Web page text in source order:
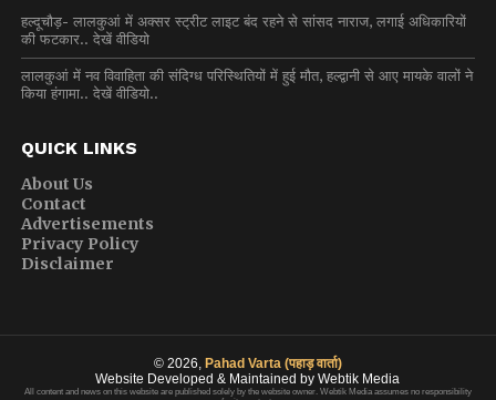
हल्दूचौड़- लालकुआं में अक्सर स्ट्रीट लाइट बंद रहने से सांसद नाराज, लगाई अधिकारियों
की फटकार.. देखें वीडियो
लालकुआं में नव विवाहिता की संदिग्ध परिस्थितियों में हुई मौत, हल्द्वानी से आए मायके वालों ने
किया हंगामा.. देखें वीडियो..
QUICK LINKS
About Us
Contact
Advertisements
Privacy Policy
Disclaimer
© 2026, Pahad Varta (पहाड़ वार्ता)
Website Developed & Maintained by Webtik Media
All content and news on this website are published solely by the website owner. Webtik Media assumes no responsibility